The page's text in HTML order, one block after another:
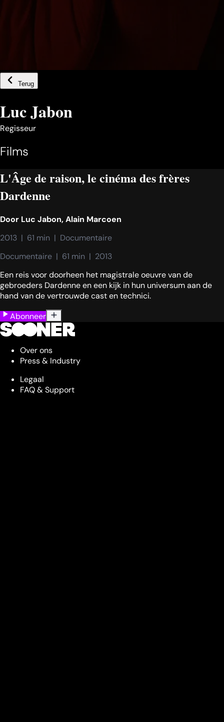
Terug
Luc Jabon
Regisseur
Films
L'Âge de raison, le cinéma des frères
Dardenne
Door Luc Jabon,Alain Marcoen
2013  |  61 min  |  Documentaire
Documentaire  |  61 min  |  2013
Een reis voor doorheen het magistrale oeuvre van de
gebroeders Dardenne en een kijk in hun universum aan de
hand van de vertrouwde cast en technici.
Abonneer
Over ons
Press & Industry
Legaal
FAQ & Support